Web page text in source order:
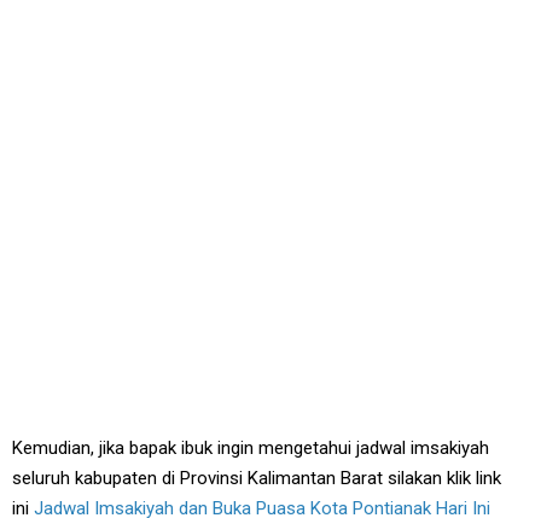
Kemudian, jika bapak ibuk ingin mengetahui jadwal imsakiyah
seluruh kabupaten di Provinsi Kalimantan Barat silakan klik link
ini Jadwal Imsakiyah dan Buka Puasa Kota Pontianak Hari Ini